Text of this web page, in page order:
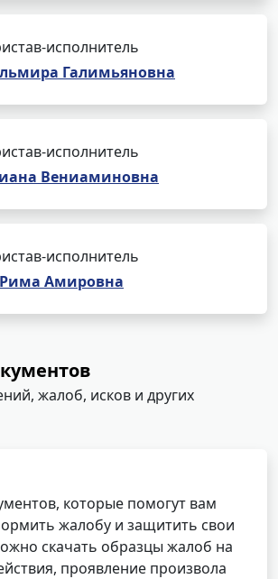
исполнитель
Галимьяновна
исполнитель
Вениаминовна
исполнитель
Амировна
жалоб, исков и других
которые помогут вам
жалобу и защитить свои
скачать образцы жалоб на
проявление произвола